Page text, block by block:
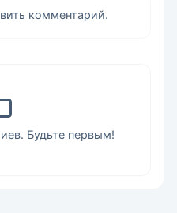
комментарий.
Будьте первым!